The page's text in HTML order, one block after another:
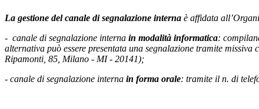
La gestione del canale di segnalazione interna è affidata
- canale di segnalazione interna in modalità informatica:
alternativa può essere presentata una segnalazione tramite
Ripamonti, 85, Milano - MI - 20141);
- canale di segnalazione interna in forma orale: tramite il n. di